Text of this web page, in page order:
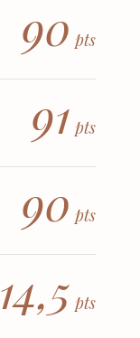
90 pts
91 pts
90 pts
14,5 pts